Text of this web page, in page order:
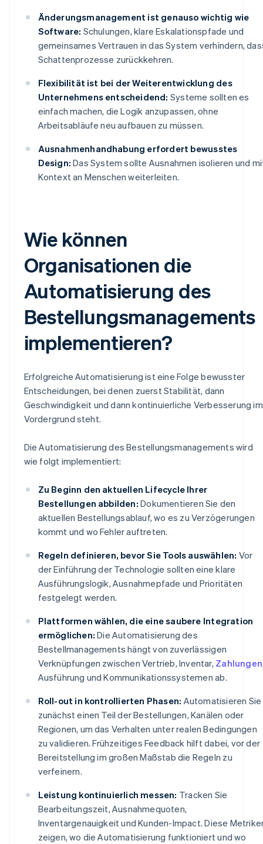
Änderungsmanagement ist genauso wichtig wie
Software: Schulungen, klare Eskalationspfade und
gemeinsames Vertrauen in das System verhindern,
Schattenprozesse zurückkehren.
Flexibilität ist bei der Weiterentwicklung des
Unternehmens entscheidend: Systeme sollten es
einfach machen, die Logik anzupassen, ohne
Arbeitsabläufe neu aufbauen zu müssen.
Ausnahmenhandhabung erfordert bewusstes
Design: Das System sollte Ausnahmen isolieren und
Kontext an Menschen weiterleiten.
Wie können
Organisationen die
Automatisierung des
Bestellungsmanagements
implementieren?
Erfolgreiche Automatisierung ist eine Folge bewusster
Entscheidungen, bei denen zuerst Stabilität, dann
Geschwindigkeit und dann kontinuierliche Verbesserung im
Vordergrund steht.
Die Automatisierung des Bestellungsmanagements wird
wie folgt implementiert:
Zu Beginn den aktuellen Lifecycle Ihrer
Bestellungen abbilden: Dokumentieren Sie den
aktuellen Bestellungsablauf, wo es zu Verzögerungen
kommt und wo Fehler auftreten.
Regeln definieren, bevor Sie Tools auswählen: Vor
der Einführung der Technologie sollten eine klare
Ausführungslogik, Ausnahmepfade und Prioritäten
festgelegt werden.
Plattformen wählen, die eine saubere Integration
ermöglichen: Die Automatisierung des
Bestellmanagements hängt von zuverlässigen
Verknüpfungen zwischen Vertrieb, Inventar, Zahlungen
Ausführung und Kommunikationssystemen ab.
Roll-out in kontrollierten Phasen: Automatisieren Sie
zunächst einen Teil der Bestellungen, Kanälen oder
Regionen, um das Verhalten unter realen Bedingungen
zu validieren. Frühzeitiges Feedback hilft dabei, vor der
Bereitstellung im großen Maßstab die Regeln zu
verfeinern.
Leistung kontinuierlich messen: Tracken Sie
Bearbeitungszeit, Ausnahmequoten,
Inventargenauigkeit und Kunden-Impact. Diese
zeigen, wo die Automatisierung funktioniert und wo